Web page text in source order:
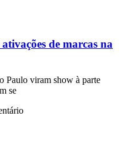
de marcas na
Paulo viram show à parte
se